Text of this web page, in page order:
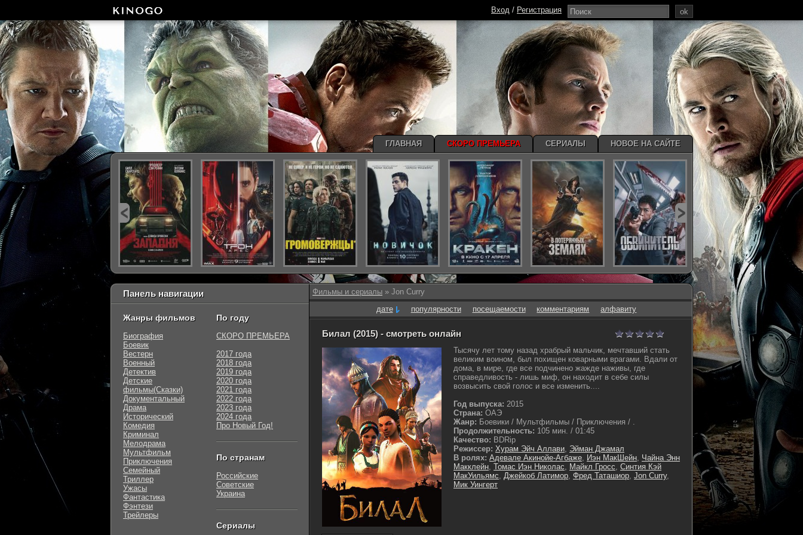
Фильмы и сериалы » Jon Curry
дате
популярности посещаемости комментариям алфавиту
Билал (2015) - смотреть онлайн
Тысячу лет тому назад храбрый мальчик, мечтавший стать
великим воином, был похищен коварными врагами. Вдали от
дома, в мире, где все подчинено жажде наживы, где
справедливость - лишь миф, он находит в себе силы
возвысить свой голос и все изменить....
Год выпуска: 2015
Страна: ОАЭ
Жанр: Боевики / Мультфильмы / Приключения / .
Продолжительность: 105 мин. / 01:45
Качество: BDRip
Режиссер: Хурам Эйч Аллави, Эйман Джамал
В ролях: Адевале Акинойе-Агбаже, Иэн МакШейн, Чайна Энн
Макклейн, Томас Иэн Николас, Майкл Гросс, Синтия Кэй
МакУильямс, Джейкоб Латимор, Фред Таташиор, Jon Curry,
Мик Уингерт
Панель навигации
Жанры фильмов
Биография
Боевик
Вестерн
Военный
Детектив
Детские
фильмы(Сказки)
Документальный
Драма
Исторический
Комедия
Криминал
Мелодрама
Мультфильм
Приключения
Семейный
Триллер
Ужасы
Фантастика
Фэнтези
Трейлеры
По году
СКОРО ПРЕМЬЕРА
2017 года
2018 года
2019 года
2020 года
2021 года
2022 года
2023 года
2024 года
Про Новый Год!
По странам
Российские
Советские
Украина
Сериалы
ok
Вход / Регистрация
ГЛАВНАЯ СКОРО ПРЕМЬЕРА СЕРИАЛЫ НОВОЕ НА САЙТЕ